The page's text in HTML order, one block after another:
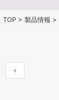
TOP > 製品情報 >